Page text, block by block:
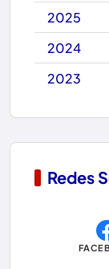
Caturama
Chapada
Copa do
Dom
Economia
2025
2024
2023
Redes